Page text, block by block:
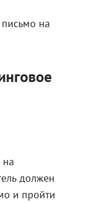
на
должен
и пройти